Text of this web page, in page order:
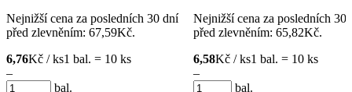
Nejnižší cena za posledních 30 dní
před zlevněním: 67,59Kč.
6,76Kč / ks1 bal. = 10 ks
–
bal.
Nejnižší cena za posledních 30
před zlevněním: 65,82Kč.
6,58Kč / ks1 bal. = 10 ks
–
bal.